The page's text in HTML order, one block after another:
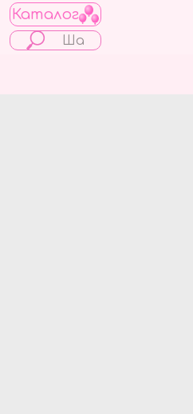
Каталог